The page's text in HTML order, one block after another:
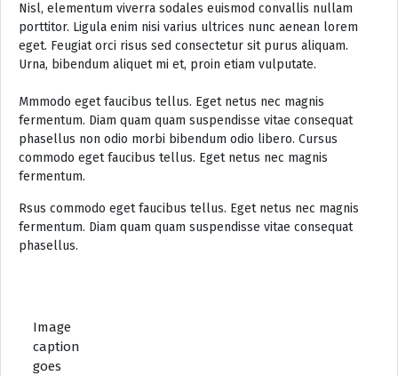
Nisl, elementum viverra sodales euismod convallis nullam
porttitor. Ligula enim nisi varius ultrices nunc aenean lorem
eget. Feugiat orci risus sed consectetur sit purus aliquam.
Urna, bibendum aliquet mi et, proin etiam vulputate.
Mmmodo eget faucibus tellus. Eget netus nec magnis
fermentum. Diam quam quam suspendisse vitae consequat
phasellus non odio morbi bibendum odio libero. Cursus
commodo eget faucibus tellus. Eget netus nec magnis
fermentum.
Rsus commodo eget faucibus tellus. Eget netus nec magnis
fermentum. Diam quam quam suspendisse vitae consequat
phasellus.
Image
caption
goes